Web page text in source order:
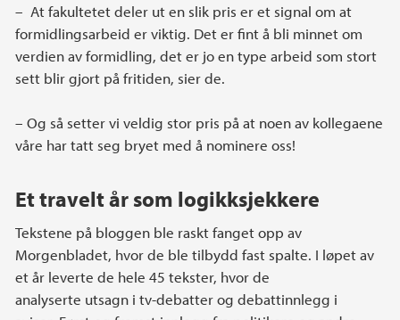
– At fakultetet deler ut en slik pris er et signal om at
formidlingsarbeid er viktig. Det er fint å bli minnet om
verdien av formidling, det er jo en type arbeid som stort
sett blir gjort på fritiden, sier de.
– Og så setter vi veldig stor pris på at noen av kollegaene
våre har tatt seg bryet med å nominere oss!
Et travelt år som logikksjekkere
Tekstene på bloggen ble raskt fanget opp av
Morgenbladet, hvor de ble tilbydd fast spalte. I løpet av
et år leverte de hele 45 tekster, hvor de
analyserte utsagn i tv-debatter og debattinnlegg i